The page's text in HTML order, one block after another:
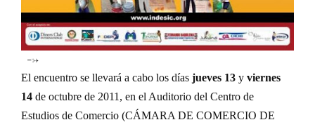
-->
El encuentro se llevará a cabo los días jueves 13 y viernes
14 de octubre de 2011, en el Auditorio del Centro de
Estudios de Comercio (CÁMARA DE COMERCIO DE